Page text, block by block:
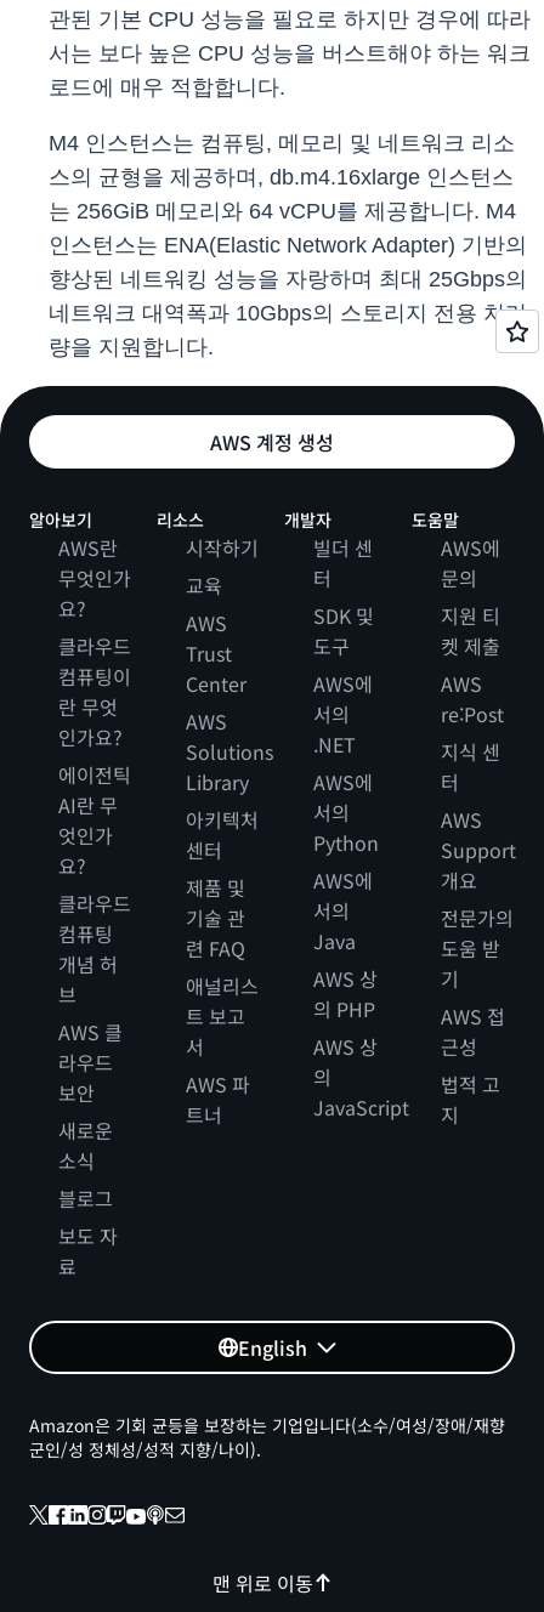
관된 기본 CPU 성능을 필요로 하지만 경우에 따라
서는 보다 높은 CPU 성능을 버스트해야 하는 워크
로드에 매우 적합합니다.
M4 인스턴스는 컴퓨팅, 메모리 및 네트워크 리소
스의 균형을 제공하며, db.m4.16xlarge 인스턴스
는 256GiB 메모리와 64 vCPU를 제공합니다. M4
인스턴스는 ENA(Elastic Network Adapter) 기반의
향상된 네트워킹 성능을 자랑하며 최대 25Gbps의
네트워크 대역폭과 10Gbps의 스토리지 전용 처리
량을 지원합니다.
AWS 계정 생성
알아보기
AWS란
무엇인가
요?
클라우드
컴퓨팅이
란 무엇
인가요?
에이전틱
AI란 무
엇인가
요?
클라우드
컴퓨팅
개념 허
브
AWS 클
라우드
보안
새로운
소식
블로그
보도 자
료
리소스
시작하기
교육
AWS
Trust
Center
AWS
Solutions
Library
아키텍처
센터
제품 및
기술 관
련 FAQ
애널리스
트 보고
서
AWS 파
트너
개발자
빌더 센
터
SDK 및
도구
AWS에
서의
.NET
AWS에
서의
Python
AWS에
서의
Java
AWS 상
의 PHP
AWS 상
의
JavaScript
도움말
AWS에
문의
지원 티
켓 제출
AWS
re:Post
지식 센
터
AWS
Support
개요
전문가의
도움 받
기
AWS 접
근성
법적 고
지
English
맨 위로 이동
Amazon은 기회 균등을 보장하는 기업입니다(소수/여성/장애/재향
군인/성 정체성/성적 지향/나이).